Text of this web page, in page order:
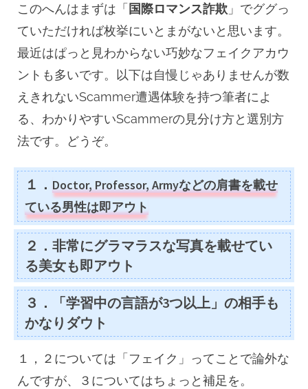
このへんはまずは「国際ロマンス詐欺 」でググっ
ていただければ枚挙にいとまがないと思います。
最近はぱっと見わからない巧妙なフェイクアカウ
ントも多いです。以下は自慢じゃありませんが数
えきれないScammer遭遇体験を持つ筆者によ
る、わかりやすいScammerの見分け方と選別方
法です。どうぞ。
１． Doctor, Professor, Armyなどの肩書を載せ
ている男性は即アウト
２． 非常にグラマラスな写真を載せてい
る美女も即アウト
３．「学習中の言語が3つ以上」の相手も
かなり ダウト
１，２については「フェイク」ってことで論外な
んですが、３についてはちょっと補足を。